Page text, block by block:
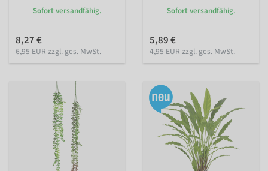
Sofort versandfähig.
8,27 €
6,95 EUR zzgl. ges. MwSt.
Sofort versandfähig.
5,89 €
4,95 EUR zzgl. ges. MwSt.